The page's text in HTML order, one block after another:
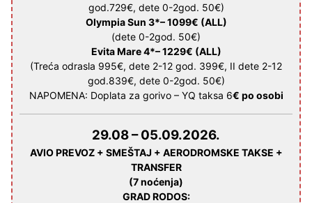
god.729€, dete 0-2god. 50€)
Olympia Sun 3*–1099€ (ALL)
(dete 0-2god. 50€)
Evita Mare 4*–1229€ (ALL)
(Treća odrasla 995€, dete 2-12 god. 399€, II dete 2-12
god.839€, dete 0-2god. 50€)
NAPOMENA: Doplata za gorivo – YQ taksa 6€ po osobi
29.08 – 05.09.2026.
AVIO PREVOZ + SMEŠTAJ + AERODROMSKE TAKSE +
TRANSFER
(7 noćenja)
GRAD RODOS: